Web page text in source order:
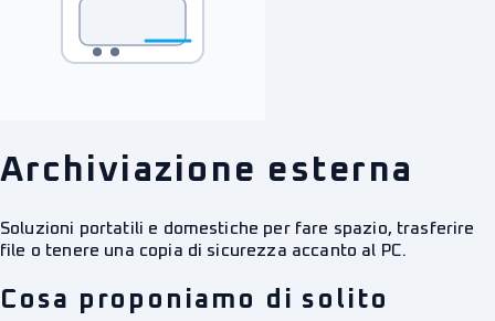
Archiviazione esterna
Soluzioni portatili e domestiche per fare spazio, trasferire
file o tenere una copia di sicurezza accanto al PC.
Cosa proponiamo di solito